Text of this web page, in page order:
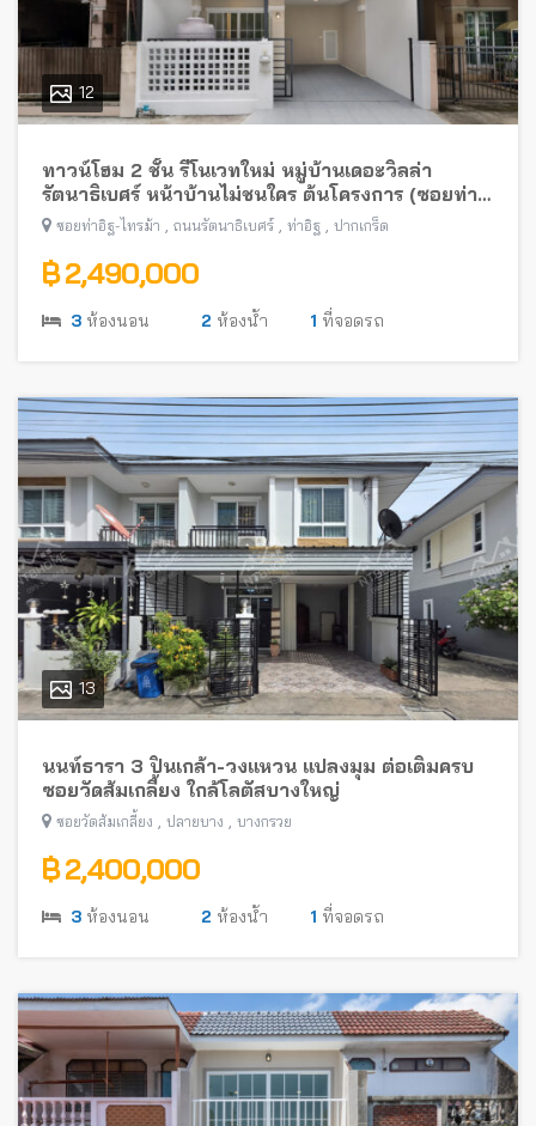
12
ทาวน์โฮม 2 ชั้น รีโนเวทใหม่ หมู่บ้านเดอะวิลล่า
รัตนาธิเบศร์ หน้าบ้านไม่ชนใคร ต้นโครงการ (ซอยท่า
อิฐ-ไทรม้า) พร้อมอยู่ ใกล้รถไฟฟ้าสายสีม่วง
ซอยท่าอิฐ-ไทรม้า , ถนนรัตนาธิเบศร์ , ท่าอิฐ , ปากเกร็ด
฿ 2,490,000
3 ห้องนอน 2 ห้องน้ำ 1 ที่จอดรถ
13
นนท์ธารา 3 ปิ่นเกล้า-วงแหวน แปลงมุม ต่อเติมครบ
ซอยวัดส้มเกลี้ยง ใกล้โลตัสบางใหญ่
ซอยวัดส้มเกลี้ยง ปลายบาง บางกรวย
฿ 2,400,000
3 ห้องนอน 2 ห้องน้ำ 1 ที่จอดรถ